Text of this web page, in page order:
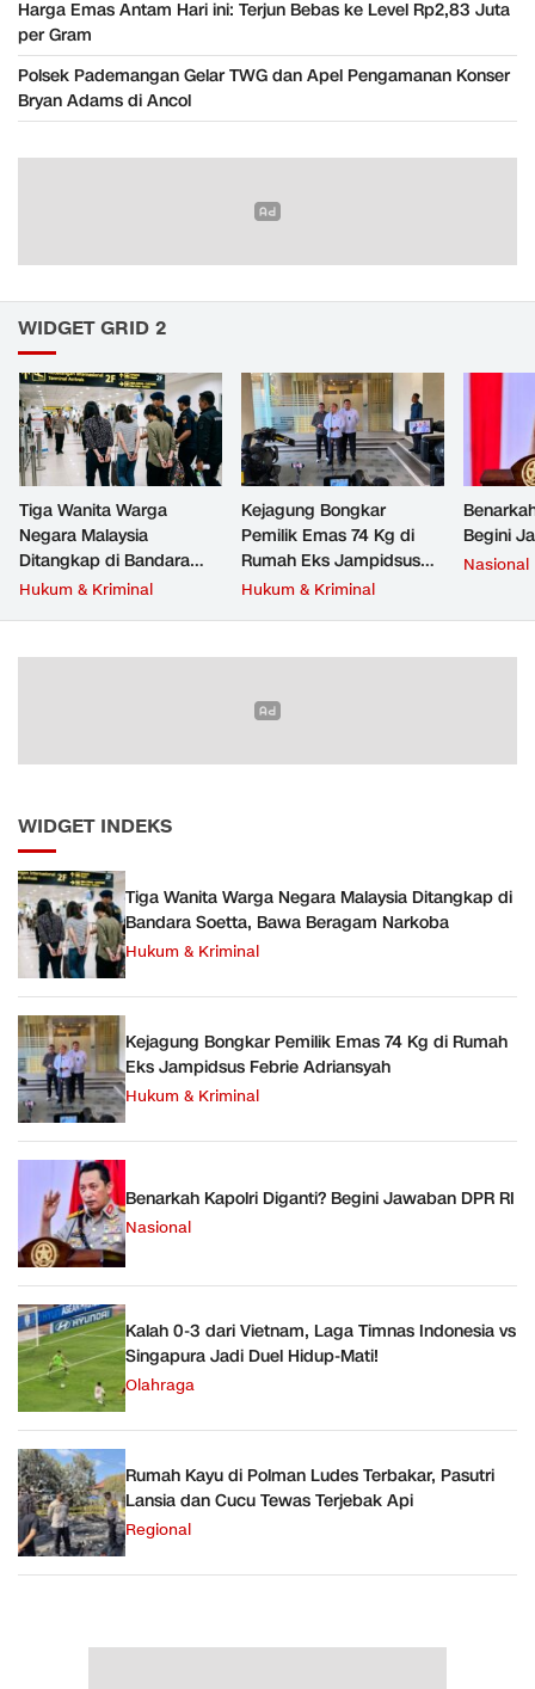
Harga Emas Antam Hari ini: Terjun Bebas ke Level Rp2,83 Juta
per Gram
Polsek Pademangan Gelar TWG dan Apel Pengamanan Konser
Bryan Adams di Ancol
WIDGET GRID 2
Tiga Wanita Warga
Negara Malaysia
Ditangkap di Bandara
Soetta, Bawa Beragam
Hukum & Kriminal
Kejagung Bongkar
Pemilik Emas 74 Kg di
Rumah Eks Jampidsus
Febrie Adriansyah
Hukum & Kriminal
Begini
Nasional
WIDGET INDEKS
Tiga Wanita Warga Negara Malaysia Ditangkap di
Bandara Soetta, Bawa Beragam Narkoba
Hukum & Kriminal
Kejagung Bongkar Pemilik Emas 74 Kg di Rumah
Eks Jampidsus Febrie Adriansyah
Hukum & Kriminal
Benarkah Kapolri Diganti? Begini Jawaban DPR RI
Nasional
Kalah 0-3 dari Vietnam, Laga Timnas Indonesia vs
Singapura Jadi Duel Hidup-Mati!
Olahraga
Rumah Kayu di Polman Ludes Terbakar, Pasutri
Lansia dan Cucu Tewas Terjebak Api
Regional